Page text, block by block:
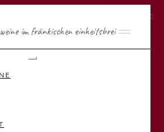
im fränkischen einheitsbrei
Toggle